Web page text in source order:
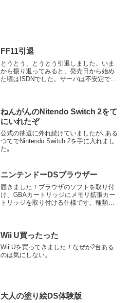
FF11引退
とうとう、とうとう引退しました。いま
から振り返ってみると、発売日から始め
た頃はISDNでした。サーバは不安定でな
た。新鮮さが半端じ...
ねんがんのNitendo Switch 2をて
にいれたぞ
公式の抽選に外れ続けていましたが､ある
つてでNintendo Switch 2を手に入れまし
た｡
ニンテンドーDSブラウザー
届きました！ブラウザのソフトを取り付
け、GBAカートリッジにメモリ拡張カー
トリッジを取り付ける仕様です。種類は
は...
Wii U買ったった
Wii Uを買ってきました！なぜか2台ある
のは気にしない。
大人の塗り絵DS体験版